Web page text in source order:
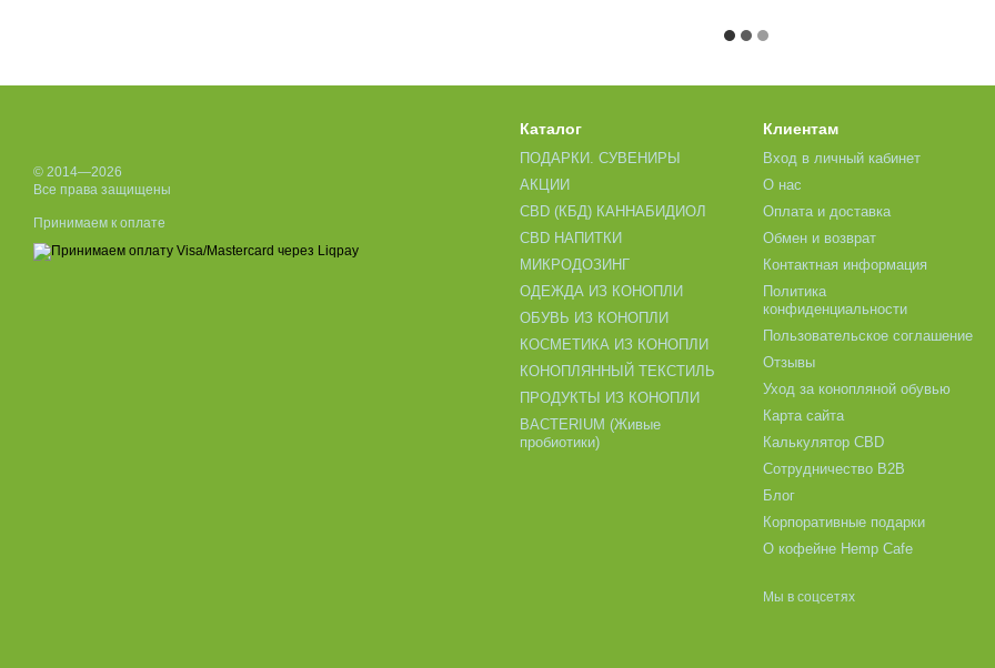
© 2014—2026
Все права защищены
Принимаем к оплате
Каталог
ПОДАРКИ. СУВЕНИРЫ
АКЦИИ
CBD (КБД) КАННАБИДИОЛ
CBD НАПИТКИ
МИКРОДОЗИНГ
ОДЕЖДА ИЗ КОНОПЛИ
ОБУВЬ ИЗ КОНОПЛИ
КОСМЕТИКА ИЗ КОНОПЛИ
КОНОПЛЯННЫЙ ТЕКСТИЛЬ
ПРОДУКТЫ ИЗ КОНОПЛИ
BACTERIUM (Живые
пробиотики)
Клиентам
Вход в личный кабинет
О нас
Оплата и доставка
Обмен и возврат
Контактная информация
Политика
конфиденциальности
Пользовательское соглашение
Отзывы
Уход за конопляной обувью
Карта сайта
Калькулятор CBD
Сотрудничество B2B
Блог
Корпоративные подарки
О кофейне Hemp Cafe
Мы в соцсетях